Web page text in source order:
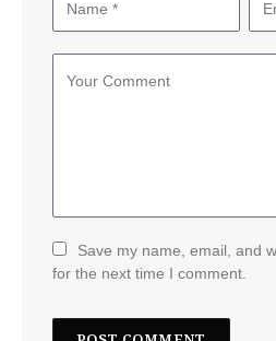
Save my name, email, and
for the next time I comment.